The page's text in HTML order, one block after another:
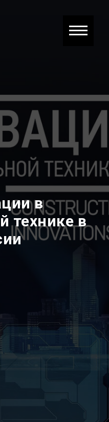
в
технике в